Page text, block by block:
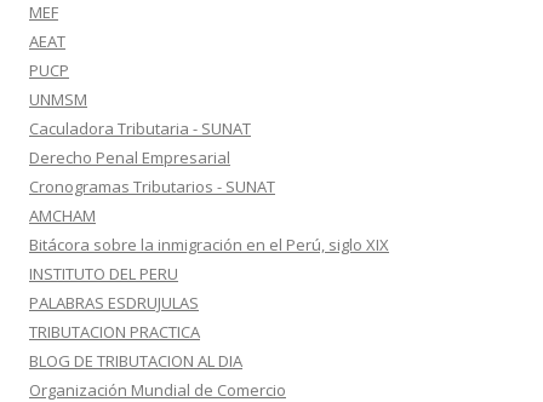
MEF
AEAT
PUCP
UNMSM
Caculadora Tributaria - SUNAT
Derecho Penal Empresarial
Cronogramas Tributarios - SUNAT
AMCHAM
Bitácora sobre la inmigración en el Perú, siglo XIX
INSTITUTO DEL PERU
PALABRAS ESDRUJULAS
TRIBUTACION PRACTICA
BLOG DE TRIBUTACION AL DIA
Organización Mundial de Comercio